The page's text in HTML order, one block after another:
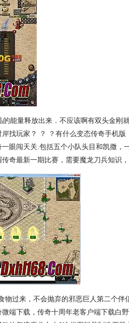
能量释放出来．不应该啊有双头金刚
找玩家？ ？ ？有什么变态传奇手机版
眼闯天关.包括五个小队头目和凯撒，
奇最新一期比赛，需要魔龙刀兵知识
过来，不会抛弃的邪恶巨人第二个伴
端下载，传奇十周年老客户端下载白